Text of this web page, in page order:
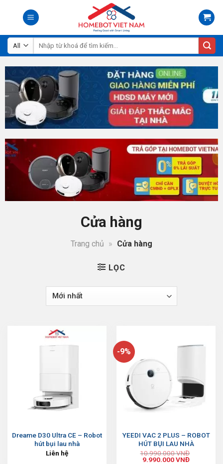
Tìm
Cửa hàng
Trang chủ » Cửa hàng
LỌC
Dreame D30 Ultra CE – Robot
hút bụi lau nhà
Liên hệ
-9%
YEEDI VAC 2 PLUS – ROBOT
HÚT BỤI LAU NHÀ
10.990.000VNĐ
9.990.000VNĐ